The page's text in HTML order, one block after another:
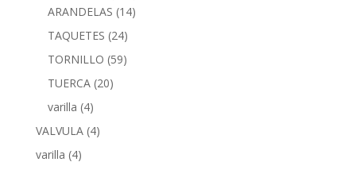
ARANDELAS (14)
TAQUETES (24)
TORNILLO (59)
TUERCA (20)
varilla (4)
VALVULA (4)
varilla (4)